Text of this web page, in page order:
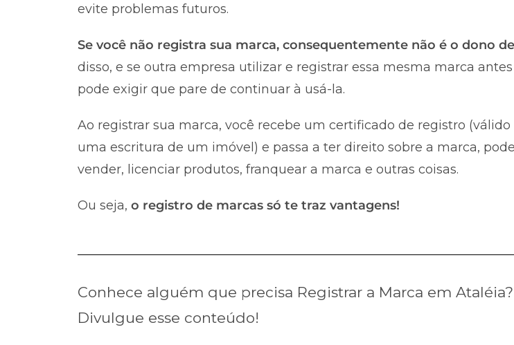
evite problemas futuros.
Se você não registra sua marca, consequentemente não é o dono
disso, e se outra empresa utilizar e registrar essa mesma marca
pode exigir que pare de continuar à usá-la.
Ao registrar sua marca, você recebe um certificado de registro (válido
uma escritura de um imóvel) e passa a ter direito sobre a marca,
vender, licenciar produtos, franquear a marca e outras coisas.
Ou seja, o registro de marcas só te traz vantagens!
Conhece alguém que precisa Registrar a Marca em Ataléia?
Divulgue esse conteúdo!